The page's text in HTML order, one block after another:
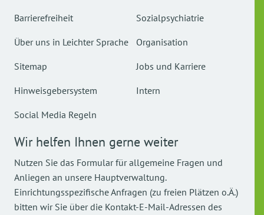
Barrierefreiheit
Über uns in Leichter Sprache
Sitemap
Hinweisgebersystem
Social Media Regeln
Sozialpsychiatrie
Organisation
Jobs und Karriere
Intern
Wir helfen Ihnen gerne weiter
Nutzen Sie das Formular für allgemeine Fragen und
Anliegen an unsere Hauptverwaltung.
Einrichtungsspezifische Anfragen (zu freien Plätzen o.Ä.)
bitten wir Sie über die Kontakt-E-Mail-Adressen des